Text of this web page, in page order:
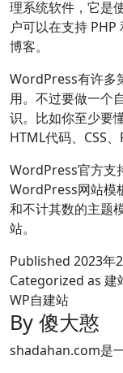
理系统软件，它是
户可以在支持
博客。
WordPress有许多
用。不过要做一个
识。比如你至少要
HTML代码、CSS、
WordPress官方支
WordPress网站模
和不计其数的主题
站。
Published 2023年
Categorized as 建
WP自建站
By 傻大憨
shadahan.com是